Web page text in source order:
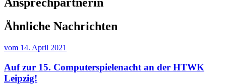
Ähnliche Nachrichten
vom 14. April 2021
Auf zur 15. Computerspielenacht an der HTWK
Leipzig!